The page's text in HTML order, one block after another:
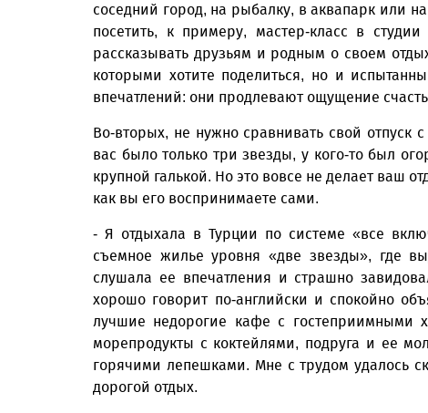
соседний город, на рыбалку, в аквапарк или
посетить, к примеру, мастер-класс в
рассказывать друзьям и родным о своем
которыми хотите поделиться, но и
впечатлений: они продлевают ощущение
Во-вторых, не нужно сравнивать свой отпуск
вас было только три звезды, у кого-то был
крупной галькой. Но это вовсе не делает ваш
как вы его воспринимаете сами.
- Я отдыхала в Турции по системе «все
съемное жилье уровня «две звезды», где
слушала ее впечатления и страшно
хорошо говорит по-английски и спокойно
лучшие недорогие кафе с гостеприимными
морепродукты с коктейлями, подруга и ее
горячими лепешками. Мне с трудом удалось
дорогой отдых.